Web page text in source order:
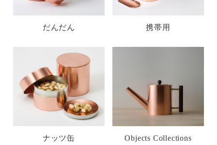
だんだん 携帯用
ナッツ缶 Objects Collections